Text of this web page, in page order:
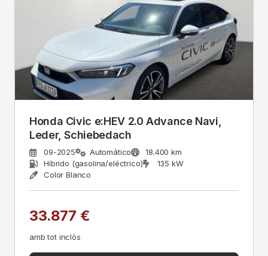
Honda Civic e:HEV 2.0 Advance Navi,
Leder, Schiebedach
09-2025 Automático
18.400 km
Híbrido (gasolina/eléctrico)
135 kW
Color Blanco
33.877 €
amb tot inclòs